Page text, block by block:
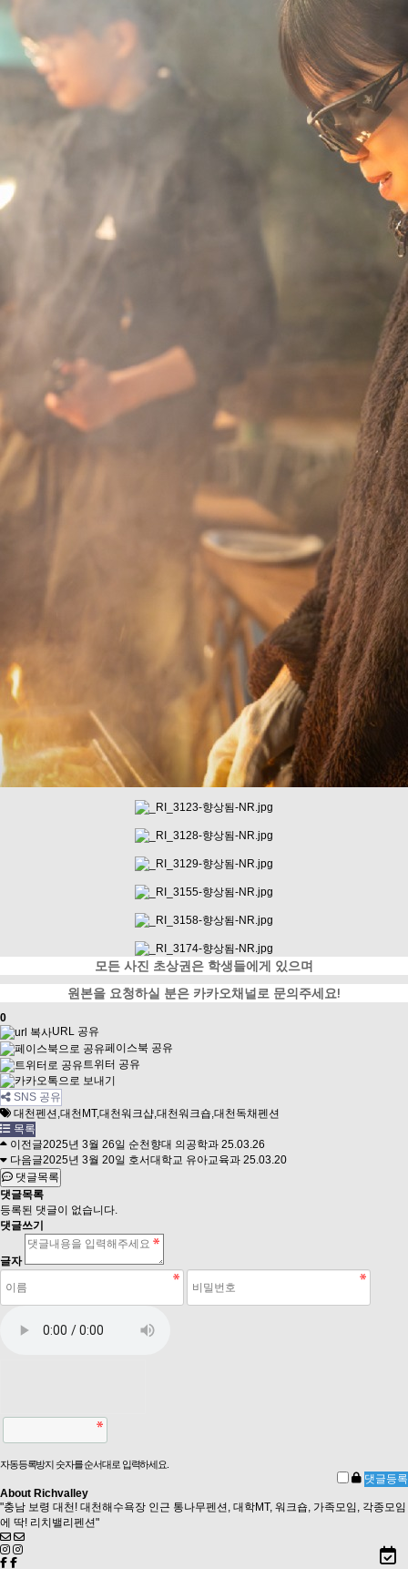
모든 사진 초상권은 학생들에게 있으며
원본을 요청하실 분은 카카오채널로 문의주세요!
0
URL 공유
페이스북 공유
트위터 공유
SNS 공유
대천펜션,대천MT,대천워크샵,대천워크숍,대천독채펜션
목록
이전글2025년 3월 26일 순천향대 의공학과 25.03.26
다음글2025년 3월 20일 호서대학교 유아교육과 25.03.20
댓글목록
댓글목록
등록된 댓글이 없습니다.
댓글쓰기
글자
자동등록방지 숫자를 순서대로 입력하세요.
About Richvalley
"충남 보령 대천! 대천해수욕장 인근 통나무펜션, 대학MT, 워크숍, 가족모임, 각종모임
에 딱! 리치밸리펜션"